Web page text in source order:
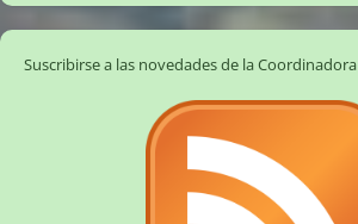
Suscribirse a las novedades de la Coordinadora